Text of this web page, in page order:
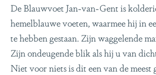
De Blauwvoet Jan-van-Gent is
hemelblauwe voeten, waarmee hij in
te hebben gestaan. Zijn waggelende
Zijn ondeugende blik als hij u van
Niet voor niets is dit een van de meest